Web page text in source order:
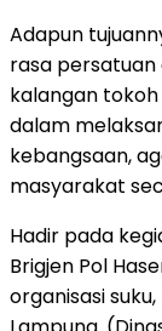
Adapun
rasa persatuan
kalangan
dalam
kebangsaan,
masyarakat
Hadir pada
Brigjen Pol
organisasi